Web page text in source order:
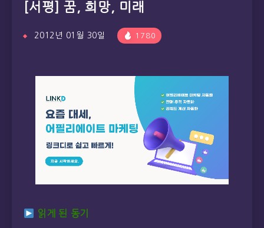
[서평] 꿈, 희망, 미래
2012년 01월 30일 1780
읽게 된 동기